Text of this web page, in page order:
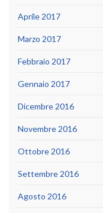
Aprile 2017
Marzo 2017
Febbraio 2017
Gennaio 2017
Dicembre 2016
Novembre 2016
Ottobre 2016
Settembre 2016
Agosto 2016